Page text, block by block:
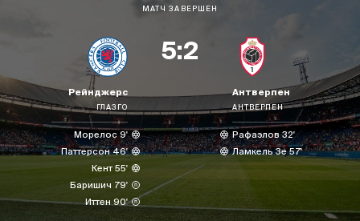
МАТЧ ЗАВЕРШЕН
Рейнджерс
ГЛАЗГО
Морелос 9'
Паттерсон 46'
Кент 55'
Баришич 79'
Иттен 90'
5:2
Антверпен
АНТВЕРПЕН
Рафаэлов 32'
Ламкель Зе 57'